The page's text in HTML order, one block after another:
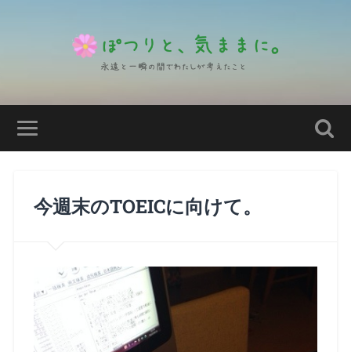
今週末のTOEICに向けて。